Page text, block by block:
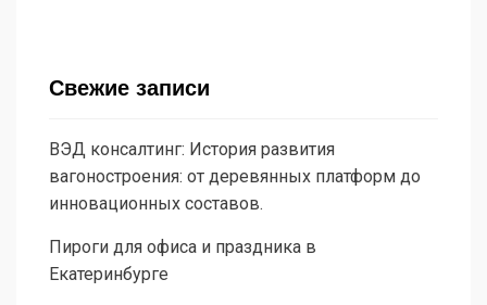
Свежие записи
ВЭД консалтинг: История развития
вагоностроения: от деревянных платформ до
инновационных составов.
Пироги для офиса и праздника в
Екатеринбурге